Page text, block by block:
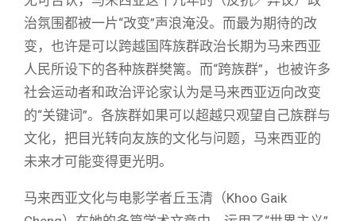
治氛围都被一片“改变”声浪淹没。而最为期待的改
变，也许是可以跨越国阵族群政治长期为马来西亚
人民所设下的各种族群樊篱。而“跨族群”，也被许多
社会运动者和政治评论家认为是马来西亚迈向改变
的“关键词”。各族群如果可以超越只观望自己族群与
文化，把目光转向友族的文化与问题，马来西亚的
未来才可能变得更光明。
马来西亚文化与电影学者丘玉清（Khoo Gaik